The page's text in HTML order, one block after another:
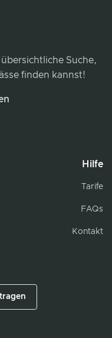
Suche,
finden kannst!
Hilfe
Tarife
FAQs
Kontakt